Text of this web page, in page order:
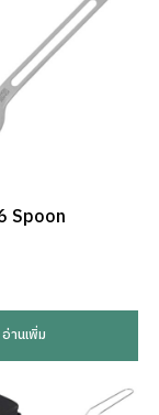
Spoon
อ่านเพิ่ม